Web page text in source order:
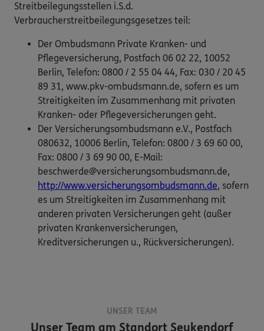
Streitbeilegungsstellen i.S.d.
Verbraucherstreitbeilegungsgesetzes teil:
Der Ombudsmann Private Kranken- und
Pflegeversicherung, Postfach 06 02 22, 10052
Berlin, Telefon: 0800 / 2 55 04 44, Fax: 030 / 20 45
89 31, www.pkv-ombudsmann.de, sofern es um
Streitigkeiten im Zusammenhang mit privaten
Kranken- oder Pflegeversicherungen geht.
Der Versicherungsombudsmann e.V., Postfach
080632, 10006 Berlin, Telefon: 0800 / 3 69 60 00,
Fax: 0800 / 3 69 90 00, E-Mail:
beschwerde@versicherungsombudsmann.de,
http://www.versicherungsombudsmann.de, sofern
es um Streitigkeiten im Zusammenhang mit
anderen privaten Versicherungen geht (außer
privaten Krankenversicherungen,
Kreditversicherungen u., Rückversicherungen).
UNSER TEAM
Unser Team am Standort Seukendorf